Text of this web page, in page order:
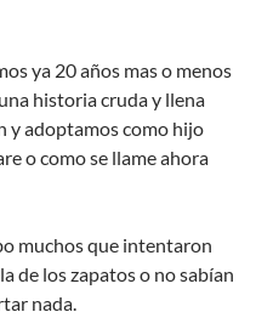
ya 20 años mas o menos
historia cruda y llena
y adoptamos como hijo
o como se llame ahora
muchos que intentaron
de los zapatos o no sabían
nada.